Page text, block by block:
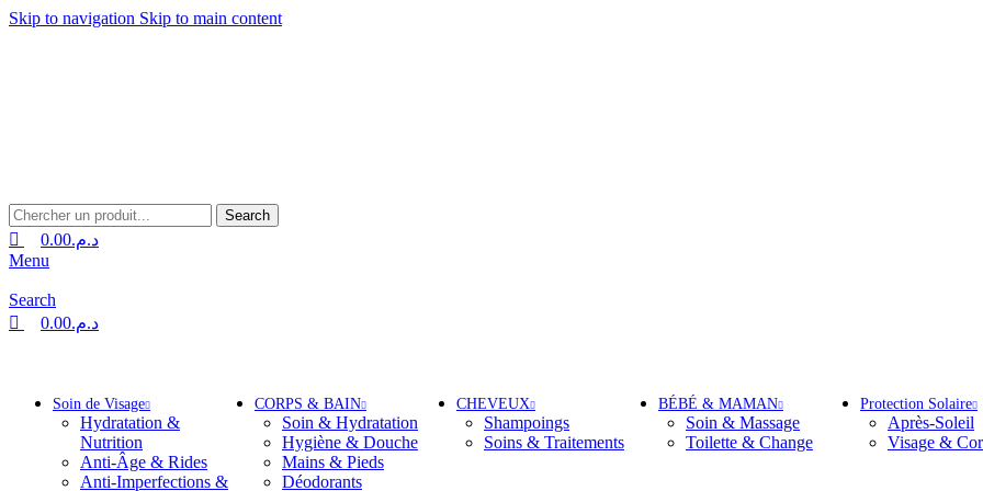
Skip to navigation Skip to main content
Search
د.م.0.00
Menu
Search
د.م.0.00
Soin de Visage
Hydratation &
Nutrition
Anti-Âge & Rides
Anti-Imperfections &
CORPS & BAIN
Soin & Hydratation
Hygiène & Douche
Mains & Pieds
Déodorants
CHEVEUX
Shampoings
Soins & Traitements
BÉBÉ & MAMAN
Soin & Massage
Toilette & Change
Protection Solaire
Après-Soleil
Visage &